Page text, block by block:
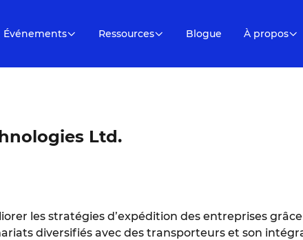
Événements Ressources Blogue À propos
Ltd.
les stratégies d’expédition des entreprises
diversifiés avec des transporteurs et son